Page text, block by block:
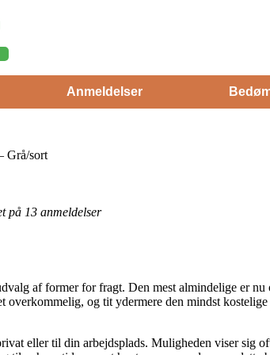
Anmeldelser
Grå/sort
på 13 anmeldelser
af former for fragt. Den mest almindelige er nu
overkommelig, og tit ydermere den mindst
eller til din arbejdsplads. Muligheden viser sig